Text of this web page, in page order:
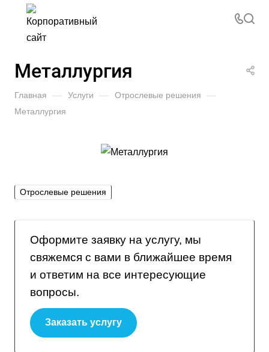
Металлургия
Главная — Услуги — Отрослевые решения —
Металлургия
Отрослевые решения
Оформите заявку на услугу, мы
свяжемся с вами в ближайшее время
и ответим на все интересующие
вопросы.
Заказать услугу